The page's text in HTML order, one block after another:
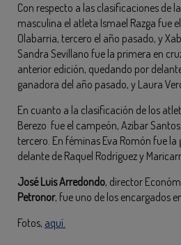
Con respecto a las clasificaciones de
masculina el atleta Ismael Razga fue
Olabarria, tercero el año pasado, y
Sandra Sevillano fue la primera en
anterior edición, quedando por
ganadora del año pasado, y Laura
En cuanto a la clasificación de los
Berezo fue el campeón, Azibar
tercero. En féminas Eva Romón fue
delante de Raquel Rodríguez y
José Luis Arredondo, director
Petronor, fue uno de los encargados
Fotos, aquí.